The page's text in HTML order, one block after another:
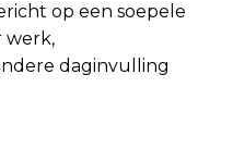
op een soepele
werk,
daginvulling